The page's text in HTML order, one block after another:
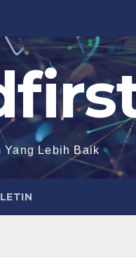
Yang Lebih Baik